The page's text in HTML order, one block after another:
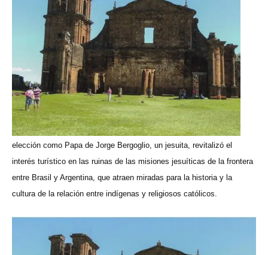
elección como Papa de Jorge Bergoglio, un jesuita, revitalizó el
interés turístico en las ruinas de las misiones jesuíticas de la frontera
entre Brasil y Argentina, que atraen miradas para la historia y la
cultura de la relación entre indígenas y religiosos católicos.